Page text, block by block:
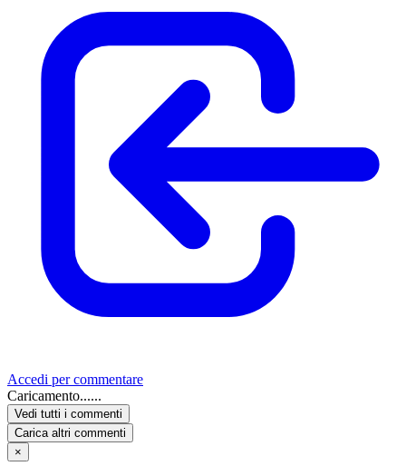
Accedi per commentare
Caricamento......
Vedi tutti i commenti
Carica altri commenti
×